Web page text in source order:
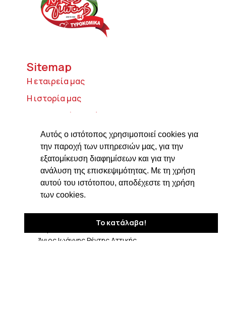
Αυτός ο ιστότοπος χρησιμοποιεί cookies για
την παροχή των υπηρεσιών μας, για την
εξατομίκευση διαφημίσεων και για την
ανάλυση της επισκεψιμότητας. Με τη χρήση
αυτού του ιστότοπου, αποδέχεστε τη χρήση
των cookies.
Το κατάλαβα!
Sitemap
Η εταιρεία μας
Η ιστορία μας
Τυροκομικά προϊόντα
Προϊόντα ιδρύματος Βαρώνου Μιχαήλ
Τοσίτσα
Delicatessen
Συνταγές
Επικοινωνία
Στοιχεία Επικοινωνίας
Άγιος Ιωάννης Ρέντης Αττικής